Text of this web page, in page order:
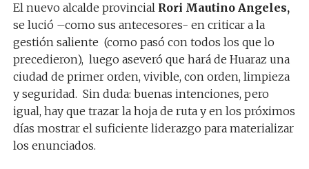
El nuevo alcalde provincial Rori Mautino Angeles,
se lució –como sus antecesores- en criticar a la
gestión saliente (como pasó con todos los que lo
precedieron), luego aseveró que hará de Huaraz una
ciudad de primer orden, vivible, con orden, limpieza
y seguridad. Sin duda: buenas intenciones, pero
igual, hay que trazar la hoja de ruta y en los próximos
días mostrar el suficiente liderazgo para materializar
los enunciados.